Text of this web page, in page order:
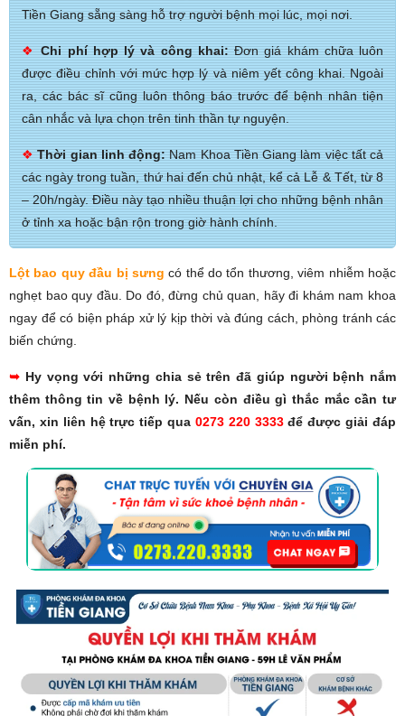
Tiền Giang sẵng sàng hỗ trợ người bệnh mọi lúc, mọi nơi.
❖Chi phí hợp lý và công khai:Đơn giá khám chữa luôn
được điều chỉnh với mức hợp lý và niêm yết công khai. Ngoài
ra, các bác sĩ cũng luôn thông báo trước để bệnh nhân tiện
cân nhắc và lựa chọn trên tinh thần tự nguyện.
❖Thời gian linh động:Nam Khoa Tiền Giang làm việc tất cả
các ngày trong tuần, thứ hai đến chủ nhật, kể cả Lễ & Tết, từ 8
– 20h/ngày. Điều này tạo nhiều thuận lợi cho những bệnh nhân
ở tỉnh xa hoặc bận rộn trong giờ hành chính.
Lột bao quy đầu bị sưng có thể do tổn thương, viêm nhiễm hoặc
nghẹt bao quy đầu. Do đó, đừng chủ quan, hãy đi khám nam khoa
ngay để có biện pháp xử lý kịp thời và đúng cách, phòng tránh các
biến chứng.
➥ Hy vọng với những chia sẻ trên đã giúp người bệnh nắm
thêm thông tin về bệnh lý. Nếu còn điều gì thắc mắc cần tư
vấn, xin liên hệ trực tiếp qua 0273 220 3333để được giải đáp
miễn phí.